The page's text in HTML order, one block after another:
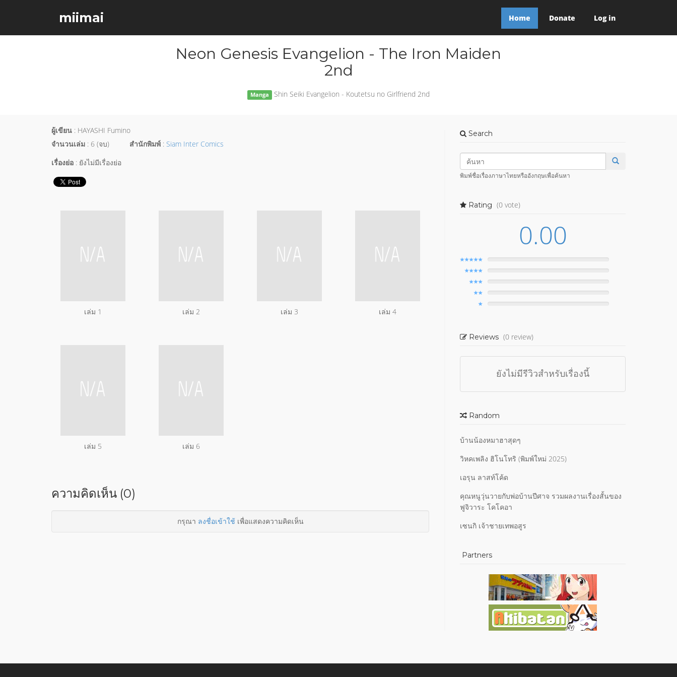
miimai Home Donate Log in
Neon Genesis Evangelion - The Iron Maiden
2nd
Manga Shin Seiki Evangelion - Koutetsu no Girlfriend 2nd
ผู้เขียน : HAYASHI Fumino
จำนวนเล่ม : 6 (จบ) สำนักพิมพ์ : Siam Inter Comics
เรื่องย่อ : ยังไม่มีเรื่องย่อ
เล่ม 1 เล่ม 2 เล่ม 3 เล่ม 4
เล่ม 5 เล่ม 6
ความคิดเห็น (0)
กรุณา ลงชื่อเข้าใช้เพื่อแสดงความคิดเห็น
Search
พิมพ์ชื่อเรื่องภาษาไทยหรืออังกฤษเพื่อค้นหา
Rating (0 vote)
0.00
Reviews (0 review)
ยังไม่มีรีวิวสำหรับเรื่องนี้
Random
บ้านน้องหมาฮาสุดๆ
วิหคเพลิง ฮิโนโทริ (พิมพ์ใหม่ 2025)
เอรุน ลาสท์โค้ด
คุณหนูวุ่นวายกับพ่อบ้านปีศาจ รวมผลงานเรื่องสั้นของ
ฟูจิวาระ โคโคอา
เซนกิ เจ้าชายเทพอสูร
Partners